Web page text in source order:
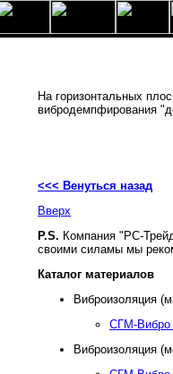
На горизонтальных
вибродемпфирования
<<< Венуться назад
Вверх
P.S. Компания "РС-
своими силамы мы
Каталог материалов
Виброизоляция
СГМ-Вибро
Виброизоляция